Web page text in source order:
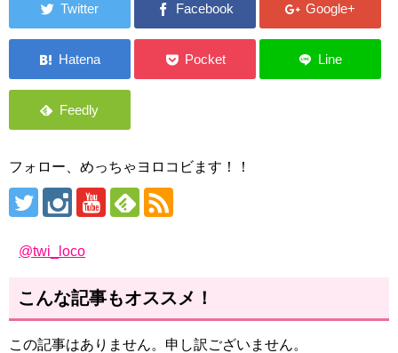
フォロー、めっちゃヨロコビます！！
@twi_loco
こんな記事もオススメ！
この記事はありません。申し訳ございません。